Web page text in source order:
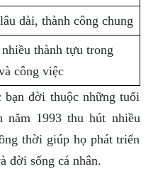
dài, thành công chung
thành tựu trong
công việc
đời thuộc những tuổi
năm 1993 thu hút nhiều
thời giúp họ phát triển
đời sống cá nhân.